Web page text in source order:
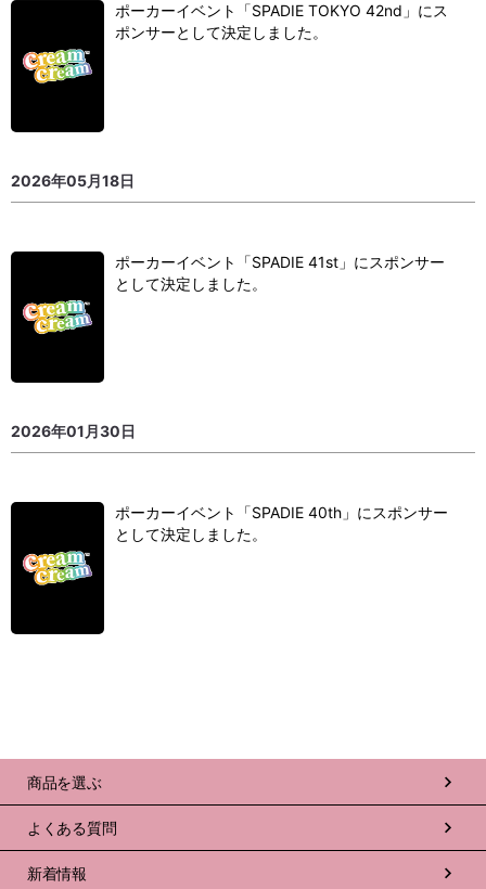
ポーカーイベント「SPADIE TOKYO 42nd」にス
ポンサーとして決定しました。
2026年05月18日
ポーカーイベント「SPADIE 41st」にスポンサー
として決定しました。
2026年01月30日
ポーカーイベント「SPADIE 40th」にスポンサー
として決定しました。
商品を選ぶ
よくある質問
新着情報